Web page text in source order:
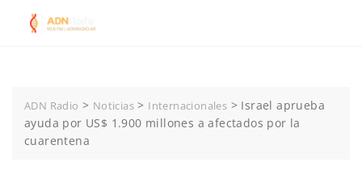
ADN Radio > Noticias > Internacionales > Israel aprueba
ayuda por US$ 1.900 millones a afectados por la
cuarentena